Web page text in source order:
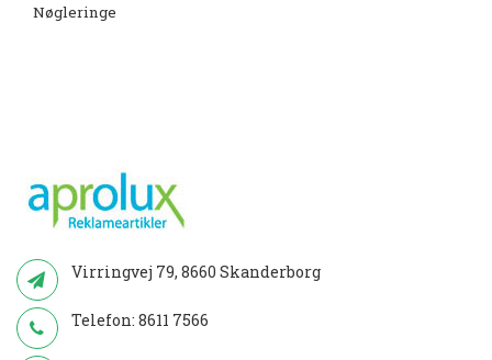
Nøgleringe
Virringvej 79, 8660 Skanderborg
Telefon: 8611 7566